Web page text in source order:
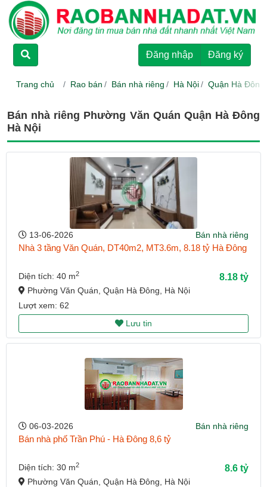
Đăng nhập Đăng ký
Trang chủ Rao bán Bán nhà riêng Hà Nội Quận Hà Đông
Bán nhà riêng Phường Văn Quán Quận Hà Đông
Hà Nội
13-06-2026 Bán nhà riêng
Nhà 3 tầng Văn Quán, DT40m2, MT3.6m, 8.18 tỷ Hà Đông
Diện tích: 40 m2 8.18 tỷ
Phường Văn Quán, Quận Hà Đông, Hà Nội
Lượt xem: 62
Lưu tin
06-03-2026 Bán nhà riêng
Bán nhà phố Trần Phú - Hà Đông 8,6 tỷ
Diện tích: 30 m2 8.6 tỷ
Phường Văn Quán, Quận Hà Đông, Hà Nội
TRANG CHỦ
CHO THUÊ
HƯỚNG DẪN